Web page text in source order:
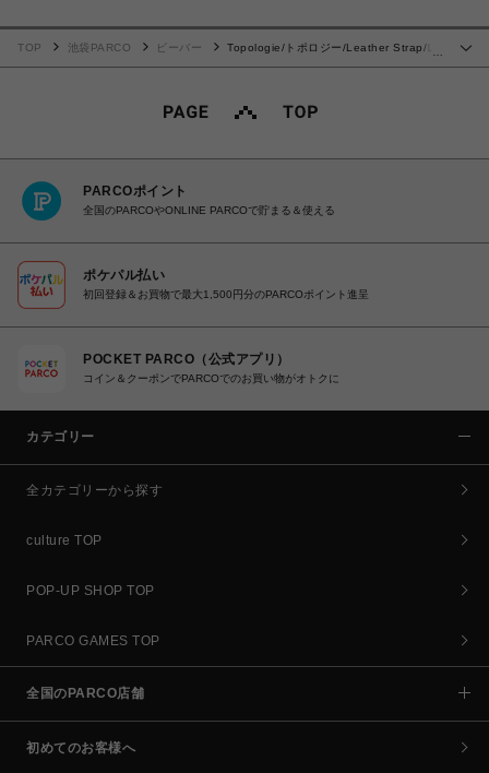
TOP 池袋PARCO ビーバー
Topologie/トポロジー/Leather Strap/レ
PARCOポイント
全国のPARCOやONLINE PARCOで貯まる＆使える
ポケパル払い
初回登録＆お買物で最大1,500円分のPARCOポイント進呈
POCKET PARCO（公式アプリ）
コイン＆クーポンでPARCOでのお買い物がオトクに
カテゴリー
全カテゴリーから探す
culture TOP
POP-UP SHOP TOP
PARCO GAMES TOP
全国のPARCO店舗
初めてのお客様へ